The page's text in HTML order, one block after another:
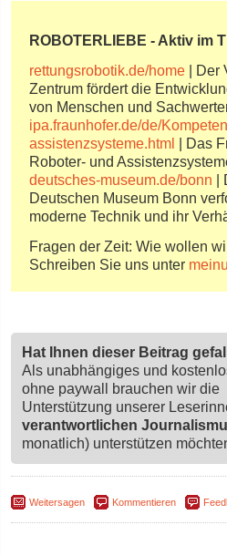
ROBOTERLIEBE - Aktiv im
rettungsrobotik.de/home | Der
Zentrum fördert die
von Menschen und
ipa.fraunhofer.de/de/
assistenzsysteme.html | Das
Roboter- und
deutsches-museum.de/bonn |
Deutschen Museum Bonn
moderne Technik und ihr
Fragen der Zeit: Wie wollen
Schreiben Sie uns unter
Hat Ihnen dieser Beitrag
Als unabhängiges und
ohne paywall brauchen wir die
Unterstützung unserer
verantwortlichen
monatlich) unterstützen
Weitersagen Kommentieren